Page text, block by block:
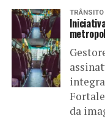
TRÂNSITO
da